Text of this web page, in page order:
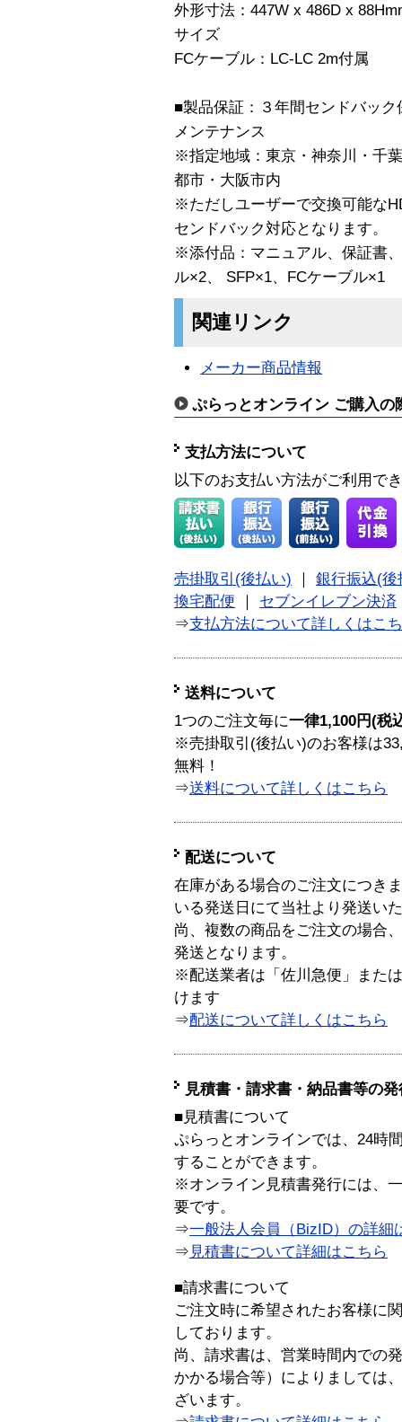
外形寸法：447W x 486D x
サイズ
FCケーブル：LC-LC 2m付属
■製品保証：３年間センドバッ
メンテナンス
※指定地域：東京・神奈川・千
都市・大阪市内
※ただしユーザーで交換可能な
センドバック対応となります。
※添付品：マニュアル、保証書
ル×2、 SFP×1、FCケーブル×1
関連リンク
メーカー商品情報
ぷらっとオンライン ご購入の
支払方法について
以下のお支払い方法がご利用で
売掛取引(後払い)
銀行振込(後
換宅配便
セブンイレブン決済
⇒支払方法について詳しくはこ
送料について
1つのご注文毎に一律1,100円(税
※売掛取引(後払い)のお客様は
無料！
⇒送料について詳しくはこちら
配送について
在庫がある場合のご注文につき
いる発送日にて当社より発送い
尚、複数の商品をご注文の場合
発送となります。
※配送業者は「佐川急便」また
けます
⇒配送について詳しくはこちら
見積書・請求書・納品書等の
■見積書について
ぷらっとオンラインでは、24時
することができます。
※オンライン見積書発行には、
要です。
⇒一般法人会員（BizID）の詳細
⇒ 見積書について詳細はこちら
■請求書について
ご注文時に希望されたお客様に
しております。
尚、請求書は、営業時間内での
かかる場合等）によりましては
ざいます。